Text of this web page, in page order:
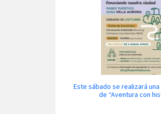
Este sábado se realizará
de “Aventura con